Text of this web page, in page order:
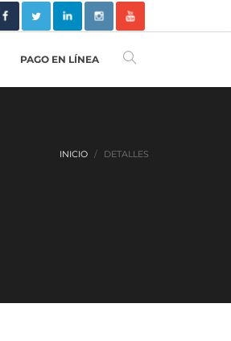
PAGO EN LÍNEA
INICIO DETALLES